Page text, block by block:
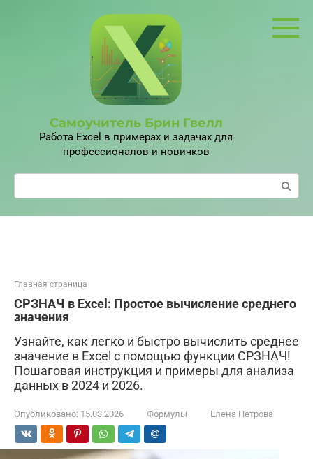
Самоучитель Брин Гвелл
Работа Excel в примерах и задачах для
профессионалов и новичков
Поиск:
Главная страница
СРЗНАЧ в Excel: Простое вычисление среднего
значения
Узнайте, как легко и быстро вычислить среднее
значение в Excel с помощью функции СРЗНАЧ!
Пошаговая инструкция и примеры для анализа
данных в 2024 и 2026.
Опубликовано: 15.03.2026 Формулы Елена Петрова